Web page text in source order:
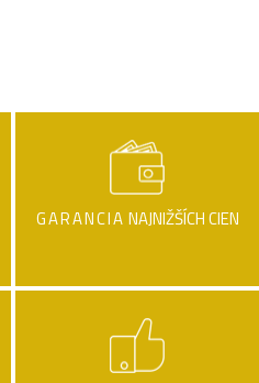
GARANCIA NAJNIŽŠÍCH CIEN